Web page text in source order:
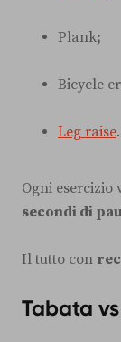
Plank;
Bicycle
Leg raise.
Ogni esercizio
secondi di
Il tutto con
Tabata